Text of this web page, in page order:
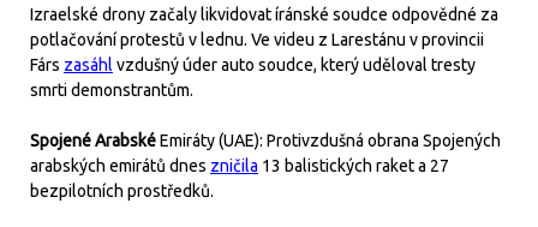
Izraelské drony začaly likvidovat íránské soudce odpovědné za
potlačování protestů v lednu. Ve videu z Larestánu v provincii
Fárs zasáhl vzdušný úder auto soudce, který uděloval tresty
smrti demonstrantům.
Spojené ArabskéEmiráty (UAE): Protivzdušná obrana Spojených
arabských emirátů dnes zničila 13 balistických raket a 27
bezpilotních prostředků.